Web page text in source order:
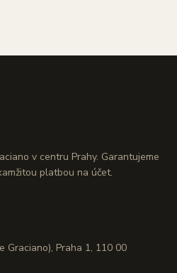
v centru Prahy. Garantujeme
platbou na účet.
Graciano), Praha 1, 110 00